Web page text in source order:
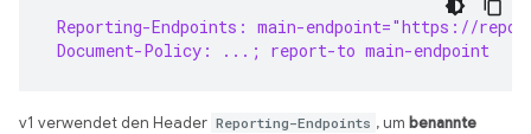
Reporting-Endpoints: main-endpoint="https://
Document-Policy: ...; report-to main-endpoint
v1 verwendet den Header Reporting-Endpoints , um benannte